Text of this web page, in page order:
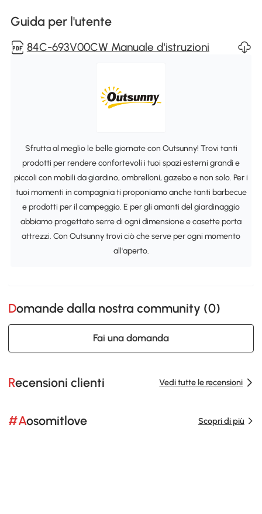
Guida per l'utente
84C-693V00CW Manuale d'istruzioni
Sfrutta al meglio le belle giornate con Outsunny! Trovi tanti
prodotti per rendere confortevoli i tuoi spazi esterni grandi e
piccoli con mobili da giardino, ombrelloni, gazebo e non solo. Per i
tuoi momenti in compagnia ti proponiamo anche tanti barbecue
e prodotti per il campeggio. E per gli amanti del giardinaggio
abbiamo progettato serre di ogni dimensione e casette porta
attrezzi. Con Outsunny trovi ciò che serve per ogni momento
all'aperto.
Domande dalla nostra community (0)
Fai una domanda
Recensioni clienti Vedi tutte le recensioni
#Aosomitlove Scopri di più